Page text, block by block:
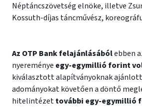
Néptáncszövetség elnöke, illetve
Kossuth-díjas táncművész,
Az OTP Bank felajánlásábólebben
nyereménye egy-egymillió forint
kiválasztott alapítványoknak
adományokat követően a döntő
hitelintézettovábbi egy-egymillió